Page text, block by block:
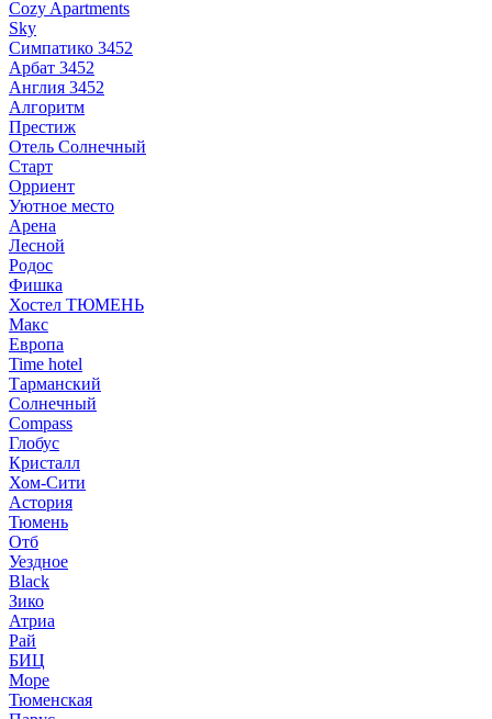
Cozy Apartments
Sky
Симпатико 3452
Арбат 3452
Англия 3452
Алгоритм
Престиж
Отель Солнечный
Старт
Орриент
Уютное место
Арена
Лесной
Родос
Фишка
Хостел ТЮМЕНЬ
Макс
Европа
Time hotel
Тарманский
Солнечный
Compass
Глобус
Кристалл
Хом-Сити
Астория
Тюмень
Отб
Уездное
Black
Зико
Атриа
Рай
БИЦ
Море
Тюменская